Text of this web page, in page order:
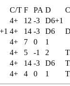
C/T F PA D
4+ 12 -3
D6+1
4+ 14 -3 D6
4+ 7 0
1
4+ 5 -1 2
4+ 14 -3 D6
4+ 4 0 1